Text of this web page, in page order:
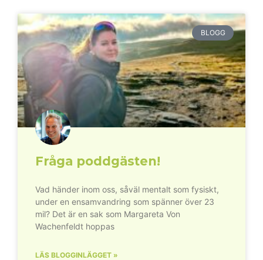
BLOGG
Fråga poddgästen!
Vad händer inom oss, såväl mentalt som fysiskt,
under en ensamvandring som spänner över 23
mil? Det är en sak som Margareta Von
Wachenfeldt hoppas
LÄS BLOGGINLÄGGET »